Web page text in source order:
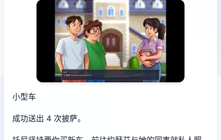
小型车
成功送出 4 次披萨。